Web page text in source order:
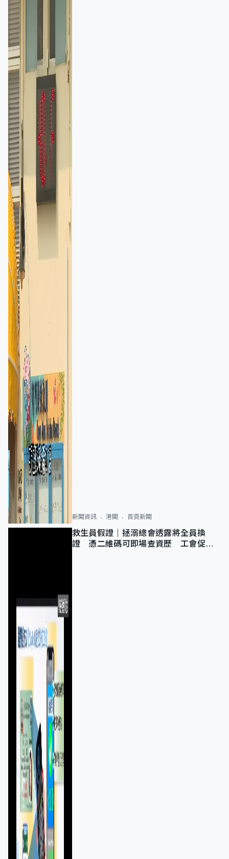
新聞資訊 港聞 首頁新聞
救生員假證｜拯溺總會透露將全員換
證 憑二維碼可即場查資歷 工會促加